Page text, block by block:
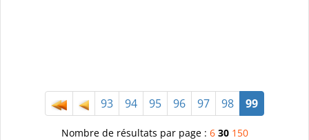
93 94 95 96 97 98 99
Nombre de résultats par page : 6 30 150